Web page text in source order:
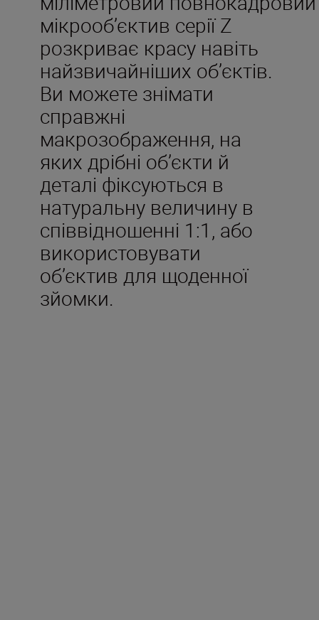
мікрооб’єктив серії Z
розкриває красу навіть
найзвичайніших об’єктів.
Ви можете знімати
справжні
макрозображення, на
яких дрібні об’єкти й
деталі фіксуються в
натуральну величину в
співвідношенні 1:1, або
використовувати
об’єктив для щоденної
зйомки.